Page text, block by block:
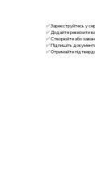
✅ Зареєструйтесь у
✅ Додайте реквізити
✅ Створюйте або
✅ Підпишіть
✅ Отримайте